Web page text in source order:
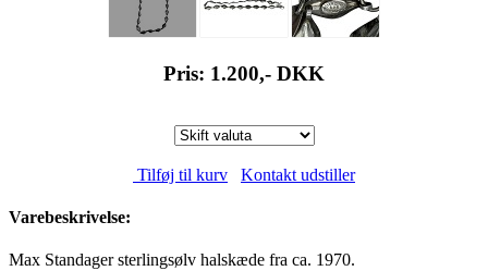
Pris: 1.200,- DKK
Tilføj til kurv Kontakt udstiller
Varebeskrivelse:
Max Standager sterlingsølv halskæde fra ca. 1970.